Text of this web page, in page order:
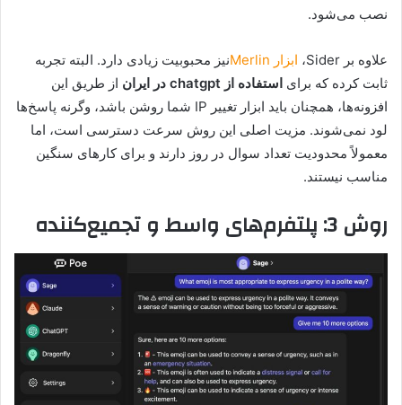
نصب می‌شود.
علاوه بر Sider، ابزار Merlin
نیز محبوبیت زیادی دارد. البته تجربه
ثابت کرده که برای استفاده از chatgpt در ایران
از طریق این
افزونه‌ها، همچنان باید ابزار تغییر IP شما روشن باشد، وگرنه پاسخ‌ها
لود نمی‌شوند. مزیت اصلی این روش سرعت دسترسی است، اما
معمولاً محدودیت تعداد سوال در روز دارند و برای کارهای سنگین
مناسب نیستند.
روش 3: پلتفرم‌های واسط و تجمیع‌کننده